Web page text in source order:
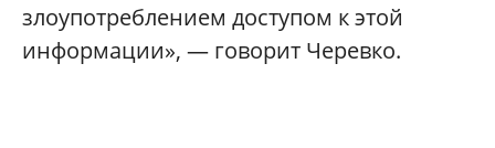
злоупотреблением доступом к этой
информации», — говорит Черевко.